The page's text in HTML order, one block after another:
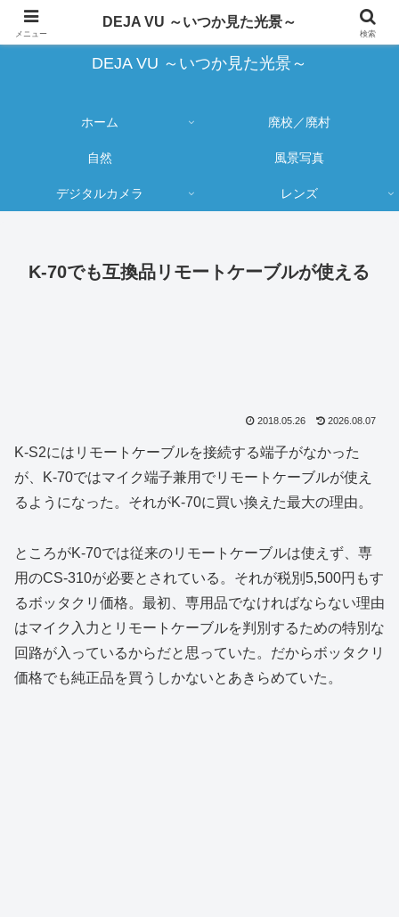
蔵出し写真の大売り出しとカメラ物欲のブログ
DEJA VU ～いつか見た光景～
ホーム 廃校／廃村
自然 風景写真
デジタルカメラ レンズ
K-70でも互換品リモートケーブルが使える
2018.05.26 2026.08.07
K-S2にはリモートケーブルを接続する端子がなかった
が、K-70ではマイク端子兼用でリモートケーブルが使え
るようになった。それがK-70に買い換えた最大の理由。
ところがK-70では従来のリモートケーブルは使えず、専
用のCS-310が必要とされている。それが税別5,500円もす
るボッタクリ価格。最初、専用品でなければならない理由
はマイク入力とリモートケーブルを判別するための特別な
回路が入っているからだと思っていた。だからボッタクリ
価格でも純正品を買うしかないとあきらめていた。
メニュー
DEJA VU ～いつか見た光景～
検索